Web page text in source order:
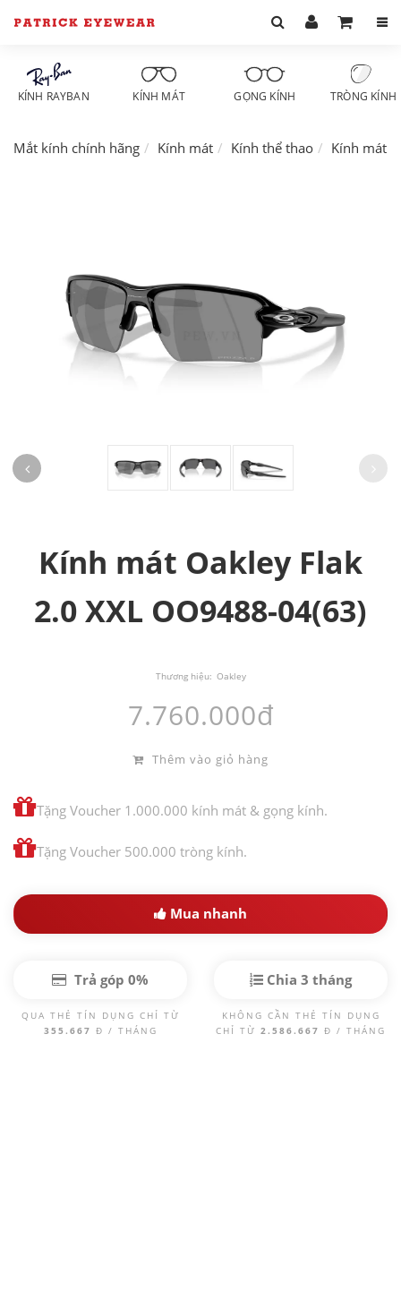
KÍNH RAYBAN KÍNH MÁT GỌNG KÍNH TRÒNG KÍNH
Mắt kính chính hãng Kính mát Kính thể thao Kính mát
Kính mát Oakley Flak
2.0 XXL OO9488-04(63)
Thương hiệu: Oakley
7.760.000đ
Thêm vào giỏ hàng
Tặng Voucher 1.000.000 kính mát & gọng kính.
Tặng Voucher 500.000 tròng kính.
Mua nhanh
Trả góp 0%
QUA THẺ TÍN DỤNG CHỈ TỪ
355.667 Đ / THÁNG
Chia 3 tháng
KHÔNG CẦN THẺ TÍN DỤNG
CHỈ TỪ 2.586.667 Đ / THÁNG